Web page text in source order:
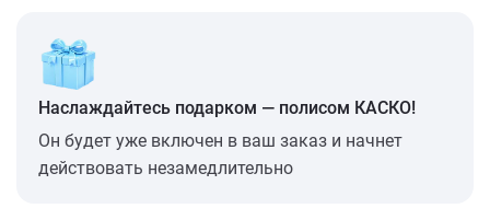
Наслаждайтесь подарком — полисом КАСКО!
Он будет уже включен в ваш заказ и начнет
действовать незамедлительно